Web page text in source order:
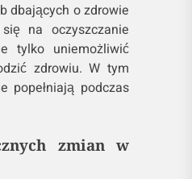
dbających o zdrowie
na oczyszczanie
tylko uniemożliwić
zdrowiu. W tym
popełniają podczas
zmian w